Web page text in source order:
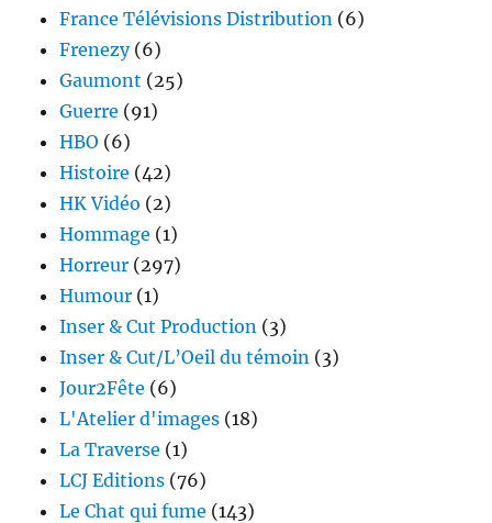
France Télévisions Distribution (6)
Frenezy(6)
Gaumont (25)
Guerre (91)
HBO (6)
Histoire (42)
HK Vidéo (2)
Hommage (1)
Horreur (297)
Humour (1)
Inser & Cut Production (3)
Inser & Cut/L’Oeil du témoin (3)
Jour2Fête (6)
L'Atelier d'images (18)
La Traverse (1)
LCJ Editions (76)
Le Chat qui fume (143)